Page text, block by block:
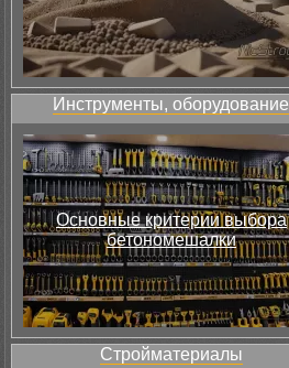
Инструменты, оборудование
Основные критерии выбора
бетономешалки
Стройматериалы